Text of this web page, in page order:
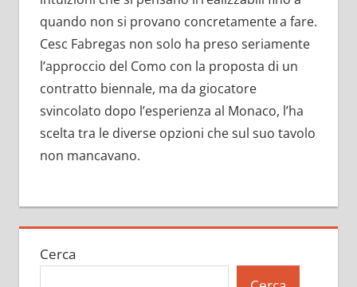
quando non si provano concretamente a fare.
Cesc Fabregas non solo ha preso seriamente
l’approccio del Como con la proposta di un
contratto biennale, ma da giocatore
svincolato dopo l’esperienza al Monaco, l’ha
scelta tra le diverse opzioni che sul suo tavolo
non mancavano.
Cerca